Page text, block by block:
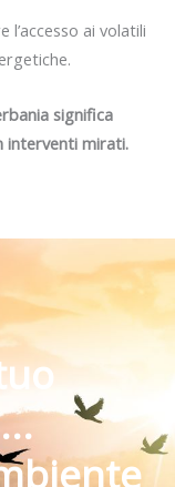
ai volatili
significa
interventi mirati.